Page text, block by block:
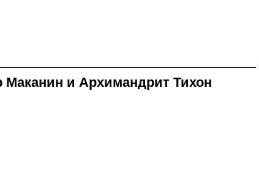
и Архимандрит Тихон